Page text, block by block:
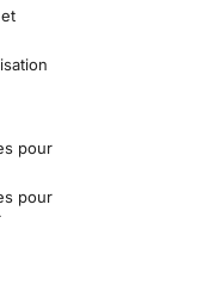
pour
pour